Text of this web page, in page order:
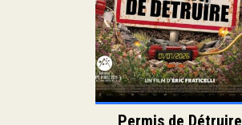
Permis de Détruire